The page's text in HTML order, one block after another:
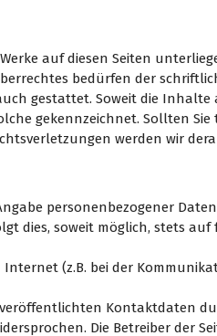
auf diesen Seiten
bedürfen der
gestattet. Soweit die
gekennzeichnet. Sollten
werden wir
personenbezogener
dies, soweit möglich, stets
(z.B. bei der
Kontaktdaten
Die Betreiber der